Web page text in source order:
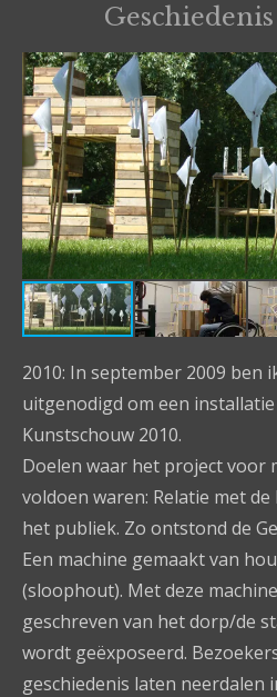
2010: In september 2009 ben
uitgenodigd om een
Kunstschouw 2010.
Doelen waar het project voor
voldoen waren: Relatie met
het publiek. Zo ontstond de
Een machine gemaakt van
(sloophout). Met deze
geschreven van het dorp/de
wordt geëxposeerd.
geschiedenis laten neerdalen